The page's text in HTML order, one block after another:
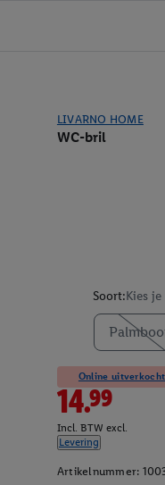
LIVARNO HOME
WC-bril
Soort:Kies
Online
14.99
Incl. BTW excl.
Levering
Artikelnummer: